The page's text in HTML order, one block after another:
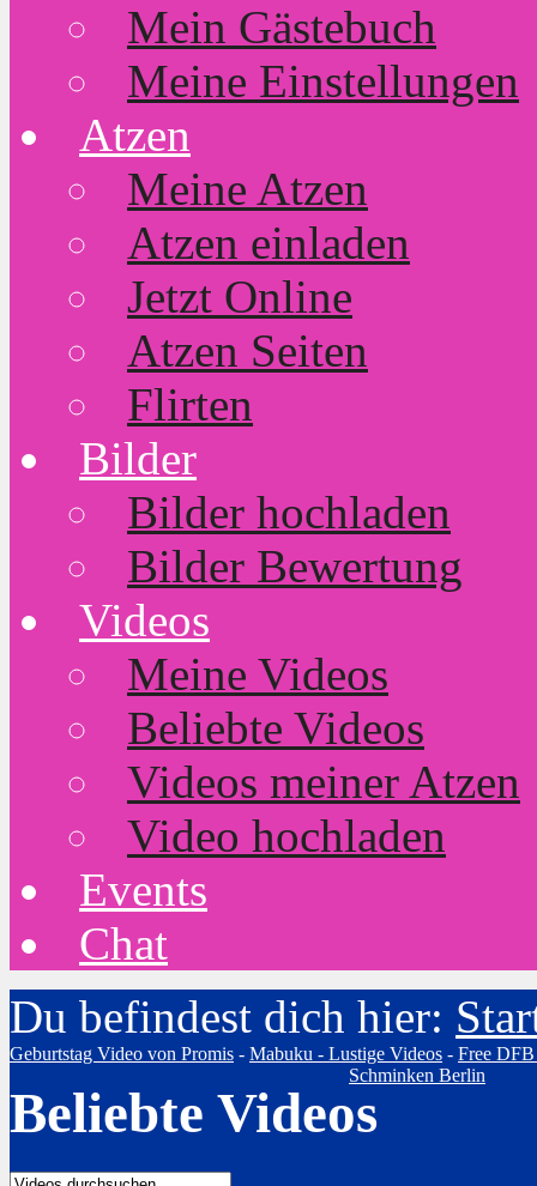
Mein Gästebuch
Meine Einstellungen
Atzen
Meine Atzen
Atzen einladen
Jetzt Online
Atzen Seiten
Flirten
Bilder
Bilder hochladen
Bilder Bewertung
Videos
Meine Videos
Beliebte Videos
Videos meiner Atzen
Video hochladen
Events
Chat
Du befindest dich hier:
Geburtstag Video von Promis - Mabuku - Lustige Videos - Free
Schminken Berlin
Beliebte Videos